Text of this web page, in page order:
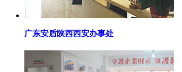
广东安盾陕西西安办事处